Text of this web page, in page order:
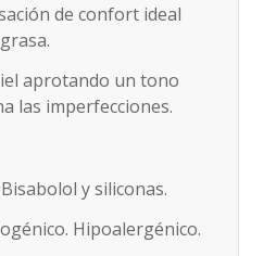
de confort ideal
aprotando un tono
las imperfecciones.
y siliconas.
Hipoalergénico.